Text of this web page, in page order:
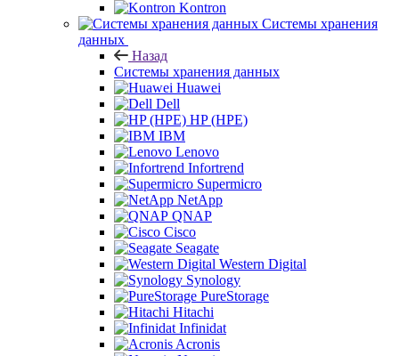
Kontron
Системы хранения
данных
Назад
Системы хранения данных
Huawei
Dell
HP (HPE)
IBM
Lenovo
Infortrend
Supermicro
NetApp
QNAP
Cisco
Seagate
Western Digital
Synology
PureStorage
Hitachi
Infinidat
Acronis